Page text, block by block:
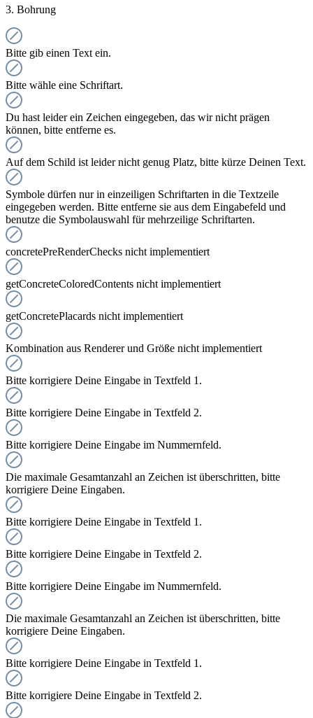
3. Bohrung
Bitte gib einen Text ein.
Bitte wähle eine Schriftart.
Du hast leider ein Zeichen eingegeben, das wir nicht prägen
können, bitte entferne es.
Auf dem Schild ist leider nicht genug Platz, bitte kürze Deinen Text.
Symbole dürfen nur in einzeiligen Schriftarten in die Textzeile
eingegeben werden. Bitte entferne sie aus dem Eingabefeld und
benutze die Symbolauswahl für mehrzeilige Schriftarten.
concretePreRenderChecks nicht implementiert
getConcreteColoredContents nicht implementiert
getConcretePlacards nicht implementiert
Kombination aus Renderer und Größe nicht implementiert
Bitte korrigiere Deine Eingabe in Textfeld 1.
Bitte korrigiere Deine Eingabe in Textfeld 2.
Bitte korrigiere Deine Eingabe im Nummernfeld.
Die maximale Gesamtanzahl an Zeichen ist überschritten, bitte
korrigiere Deine Eingaben.
Bitte korrigiere Deine Eingabe in Textfeld 1.
Bitte korrigiere Deine Eingabe in Textfeld 2.
Bitte korrigiere Deine Eingabe im Nummernfeld.
Die maximale Gesamtanzahl an Zeichen ist überschritten, bitte
korrigiere Deine Eingaben.
Bitte korrigiere Deine Eingabe in Textfeld 1.
Bitte korrigiere Deine Eingabe in Textfeld 2.